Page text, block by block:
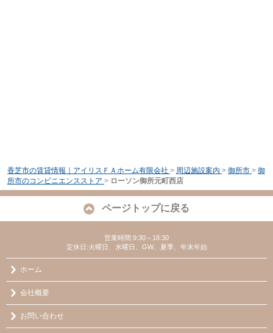
香芝市の賃貸情報｜アイリスＦＡホーム有限会社 > 周辺施設案内 > 御所市 > 御
所市のコンビニエンスストア > ローソン御所元町西店
ページトップに戻る
営業時間:9:30～18:30
定休日:火曜日、水曜日、GW、夏季、年末年始
ホーム
会社概要
お問い合わせ